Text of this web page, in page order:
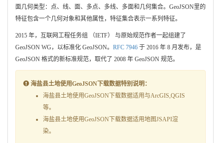
面几何类型：点、线、面、多点、多线、多面和几何集合。GeoJSON里的
特征包含一个几何对象和其他属性，特征集合表示一系列特征。
2015 年，互联网工程任务组 （IETF） 与原始规范作者一起组建了
GeoJSON WG，以标准化 GeoJSON。 RFC 7946 于 2016 年 8 月发布，是
GeoJSON 格式的新标准规范，取代了 2008 年 GeoJSON 规范。
海盐县土地使用GeoJSON下载数据特别说明：
海盐县土地使用GeoJSON下载数据适用与ArcGIS,QGIS
等。
海盐县土地使用GeoJSON下载数据适用地图JSAPI渲
染。